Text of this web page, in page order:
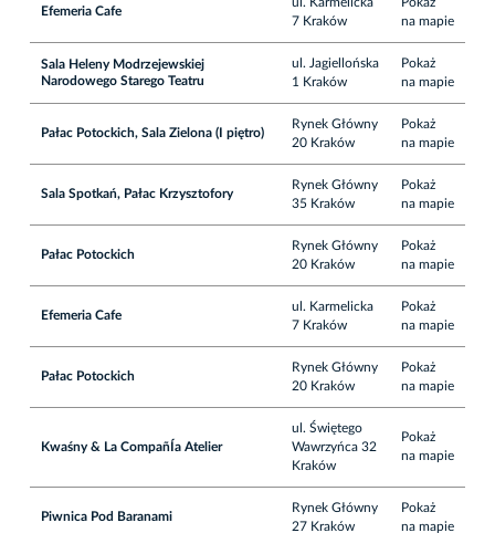
Efemeria Cafe
7 Kraków
na mapie
Sala Heleny Modrzejewskiej
Narodowego Starego Teatru
ul. Jagiellońska
1 Kraków
Pokaż
na mapie
Pałac Potockich, Sala Zielona (I piętro)
Rynek Główny
20 Kraków
Pokaż
na mapie
Sala Spotkań, Pałac Krzysztofory
Rynek Główny
35 Kraków
Pokaż
na mapie
Pałac Potockich
Rynek Główny
20 Kraków
Pokaż
na mapie
Efemeria Cafe
ul. Karmelicka
7 Kraków
Pokaż
na mapie
Pałac Potockich
Rynek Główny
20 Kraków
Pokaż
na mapie
Kwaśny & La CompañÍa Atelier
ul. Świętego
Wawrzyńca 32
Kraków
Pokaż
na mapie
Piwnica Pod Baranami
Rynek Główny
27 Kraków
Pokaż
na mapie